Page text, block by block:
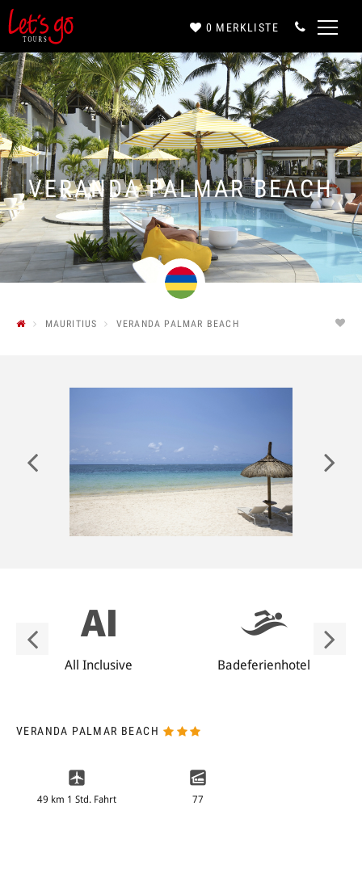
0 MERKLISTE
VERANDA PALMAR BEACH
MAURITIUS VERANDA PALMAR BEACH
All Inclusive Badeferienhotel
VERANDA PALMAR BEACH
49 km 1 Std. Fahrt 77
Anrede*
Vorname*
Nachname*